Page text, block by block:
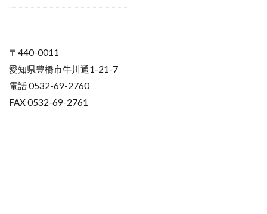
〒440-0011
愛知県豊橋市牛川通1-21-7
電話 0532-69-2760
FAX 0532-69-2761